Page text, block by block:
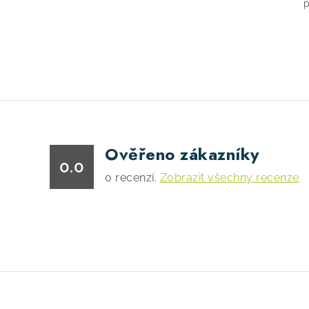
u
0.0
Ověřeno zákazníky
0 recenzí. Zobrazit všechny recenze